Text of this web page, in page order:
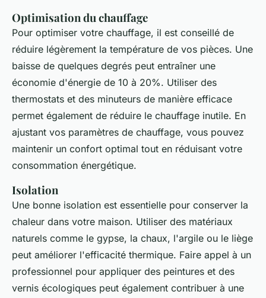
Optimisation du chauffage
Pour optimiser votre chauffage, il est conseillé de
réduire légèrement la température de vos pièces. Une
baisse de quelques degrés peut entraîner une
économie d'énergie de 10 à 20%. Utiliser des
thermostats et des minuteurs de manière efficace
permet également de réduire le chauffage inutile. En
ajustant vos paramètres de chauffage, vous pouvez
maintenir un confort optimal tout en réduisant votre
consommation énergétique.
Isolation
Une bonne isolation est essentielle pour conserver la
chaleur dans votre maison. Utiliser des matériaux
naturels comme le gypse, la chaux, l'argile ou le liège
peut améliorer l'efficacité thermique. Faire appel à un
professionnel pour appliquer des peintures et des
vernis écologiques peut également contribuer à une